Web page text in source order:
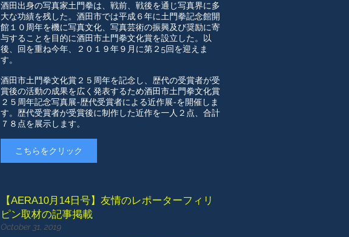
酒田出身の写真家土門拳は、戦前、戦後を通じ写真界に多
大な功績を残した。酒田市では平成６年に土門拳記念館開
館１０周年を機に写真文化、写真芸術の振興及び奨励に寄
与することを目的に酒田市土門拳文化賞を設立した。以
後、回を重ね今年、２０１９年９月に第２5回を迎えま
す。
酒田市土門拳文化賞２５周年を記念し、歴代の受賞者が受
賞後の活動の成果を広く発表するため酒田市土門拳文化賞
２５周年記念写真展-歴代受賞者による近作展-を開催しま
す。歴代受賞者が受賞後に制作した近作を一人２点、合計
７８点を展示します。
こちらをクリック
【AERA10月14日号】友情のレポーターフィリ
ピン取材の記事掲載
October 31, 2019